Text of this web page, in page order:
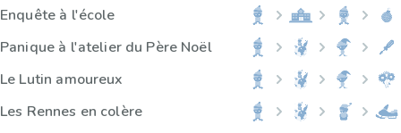
Enquête à l'école
Panique à l'atelier du Père Noël
Le Lutin amoureux
Les Rennes en colère